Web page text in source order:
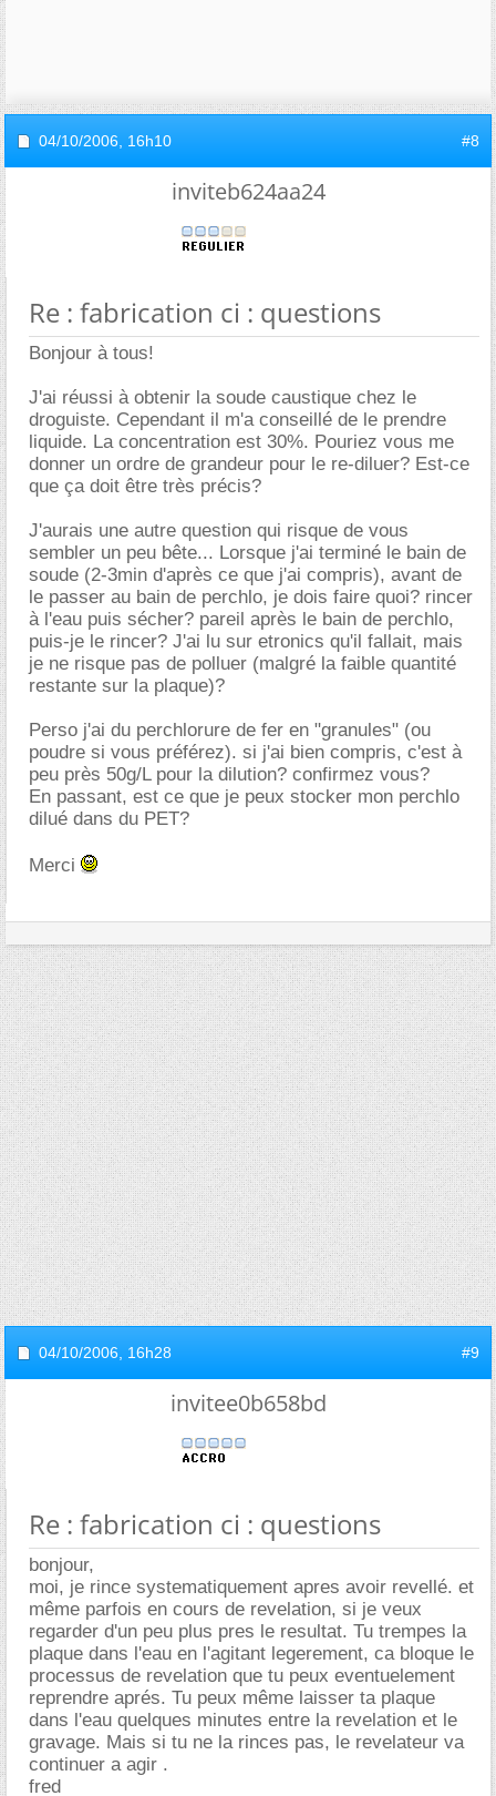
04/10/2006, 16h10 #8
inviteb624aa24
Re : fabrication ci : questions
Bonjour à tous!
J'ai réussi à obtenir la soude caustique chez le
droguiste. Cependant il m'a conseillé de le prendre
liquide. La concentration est 30%. Pouriez vous me
donner un ordre de grandeur pour le re-diluer? Est-ce
que ça doit être très précis?
J'aurais une autre question qui risque de vous
sembler un peu bête... Lorsque j'ai terminé le bain de
soude (2-3min d'après ce que j'ai compris), avant de
le passer au bain de perchlo, je dois faire quoi? rincer
à l'eau puis sécher? pareil après le bain de perchlo,
puis-je le rincer? J'ai lu sur etronics qu'il fallait, mais
je ne risque pas de polluer (malgré la faible quantité
restante sur la plaque)?
Perso j'ai du perchlorure de fer en "granules" (ou
poudre si vous préférez). si j'ai bien compris, c'est à
peu près 50g/L pour la dilution? confirmez vous?
En passant, est ce que je peux stocker mon perchlo
dilué dans du PET?
Merci
04/10/2006, 16h28 #9
invitee0b658bd
Re : fabrication ci : questions
bonjour,
moi, je rince systematiquement apres avoir revellé. et
même parfois en cours de revelation, si je veux
regarder d'un peu plus pres le resultat. Tu trempes la
plaque dans l'eau en l'agitant legerement, ca bloque le
processus de revelation que tu peux eventuelement
reprendre aprés. Tu peux même laisser ta plaque
dans l'eau quelques minutes entre la revelation et le
gravage. Mais si tu ne la rinces pas, le revelateur va
continuer a agir .
fred